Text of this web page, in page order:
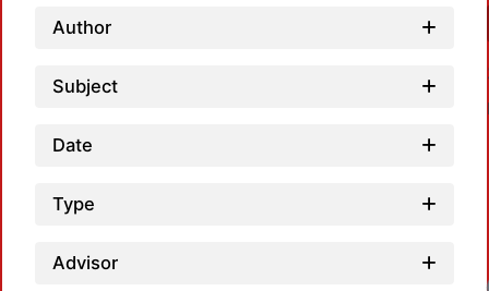
Author
Subject
Date
Type
Advisor